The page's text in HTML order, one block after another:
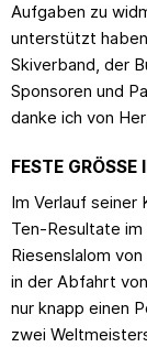
Aufgaben zu
unterstützt
Skiverband, der
Sponsoren und
danke ich von
FESTE GRÖSSE
Im Verlauf seiner
Ten-Resultate im
Riesenslalom
in der Abfahrt
nur knapp einen
zwei